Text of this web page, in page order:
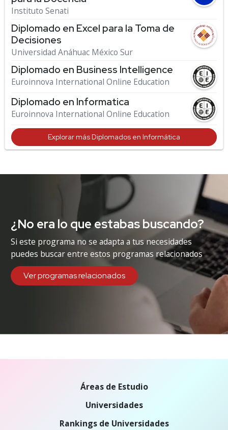
Instituto Senati
Diplomado en Excel para la Toma de
Decisiones
Universidad Anáhuac México Sur
Diplomado en Business Intelligence
Euroinnova International Online Education
Diplomado en Informatica
Euroinnova International Online Education
Explorar más Diplomados en Informática
¿No era lo que estabas buscando?
Si este programa no se adapta a tus necesidades
puedes buscar entre estos programas relacionados
Ver programas relacionados
Áreas de Estudio
Universidades
Rankings de Universidades